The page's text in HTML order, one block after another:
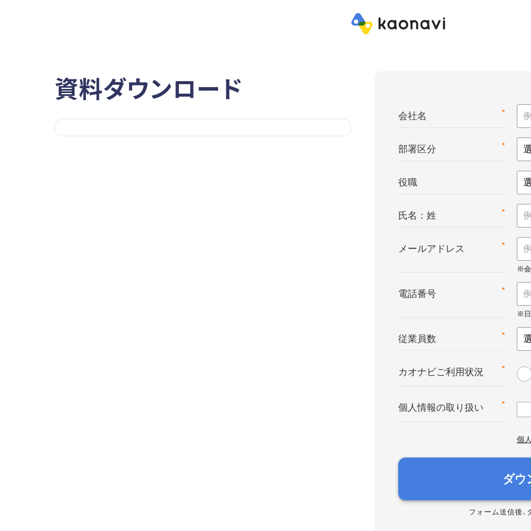
資料ダウンロード
*
会社名
*
部署区分
役職
*
氏名：姓
*
メールアドレス
*
電話番号
*
従業員数
*
カオナビご利用状況
*
個人情報の取り扱い
個
ダウ
フォーム送信後